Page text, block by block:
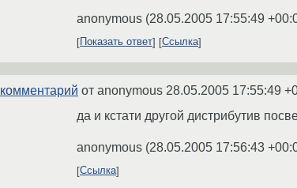
anonymous (28.05.2005 17:55:49
Показать ответ Ссылка
комментарий от anonymous 28.05.2005 17:55:49
да и кстати другой дистрибутив
anonymous (28.05.2005 17:56:43
Ссылка